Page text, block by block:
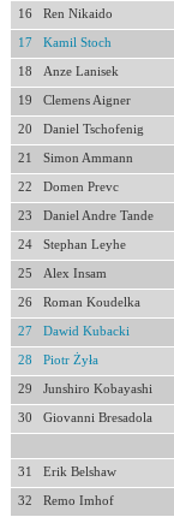
16 Ren Nikaido
17 Kamil Stoch
18 Anze Lanisek
19 Clemens Aigner
20 Daniel Tschofenig
21 Simon Ammann
22 Domen Prevc
23 Daniel Andre Tande
24 Stephan Leyhe
25 Alex Insam
26 Roman Koudelka
27 Dawid Kubacki
28 Piotr Żyła
29 Junshiro Kobayashi
30 Giovanni Bresadola
31 Erik Belshaw
32 Remo Imhof